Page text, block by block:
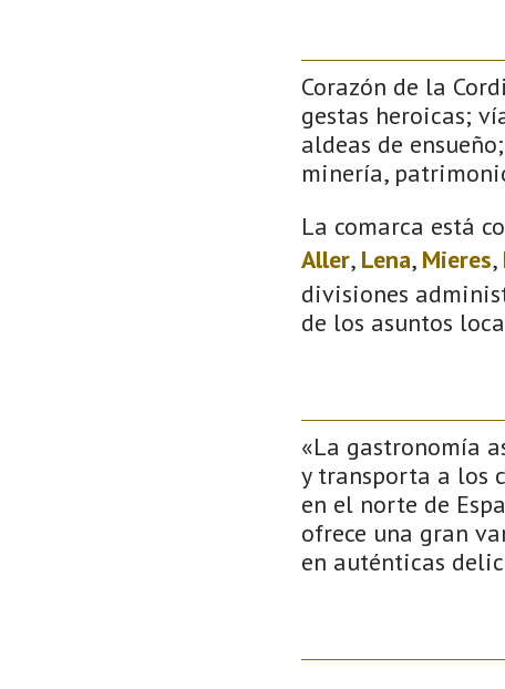
Corazón de la
gestas heroicas;
aldeas de
minería,
La comarca está
Aller, Lena, Mieres,
divisiones
de los asuntos
«La gastronomía
y transporta a los
en el norte de
ofrece una gran
en auténticas